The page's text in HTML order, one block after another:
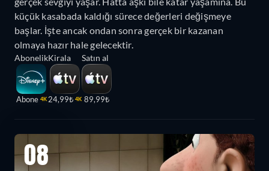
küçük kasabada kaldığı sürece değerleri değişmeye
başlar. İşte ancak ondan sonra gerçek bir kazanan
olmaya hazır hale gelecektir.
Abonelik
Abone 4K
Kirala
24,99₺ 4K
Satın al
89,99₺
08